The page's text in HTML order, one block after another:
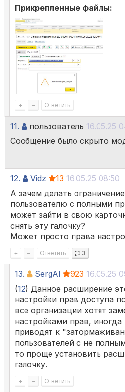
Прикрепленные файлы:
+ – Ответить
11. пользователь 16.05.25
Сообщение было скрыто
12. Vidz 13 16.05.25 08:50
А зачем делать
пользователю с полными
может зайти в свою
снять эту галочку?
Может просто права
+ – Ответить 3
13. SergAl 923 16.05.25
(12) Данное расширение
настройки прав доступа
все организации хотят
настройками прав, иногда
приводят к
пользователей с не
то проще установить
галочку.
+ – Ответить